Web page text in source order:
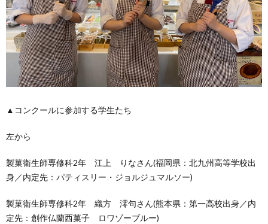
▲コンクールに参加する学生たち
左から
製菓衛生師専修科2年 江上 りなさん(福岡県：北九州高等学校出
身／内定先：パティスリー・ジョルジュマルソー)
製菓衛生師専修科2年 織方 澪句さん(熊本県：第一高校出身／内
定先：創作仏蘭西菓子 ロワゾーブルー)